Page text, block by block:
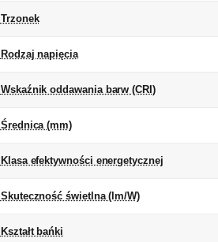
Trzonek
Rodzaj napięcia
Wskaźnik oddawania barw (CRI)
Średnica (mm)
Klasa efektywności energetycznej
Skuteczność świetlna (lm/W)
Kształt bańki